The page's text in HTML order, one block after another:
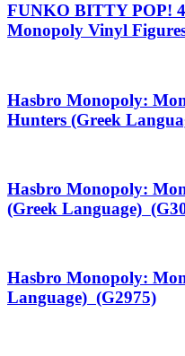
FUNKO BITTY POP!
Monopoly Vinyl
Hasbro Monopoly:
Hunters (Greek
Hasbro Monopoly:
(Greek Language)
Hasbro Monopoly:
Language) (G2975)